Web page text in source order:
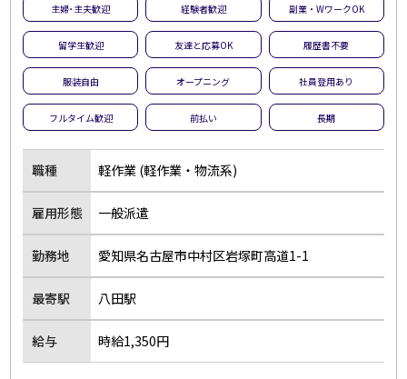
主婦･主夫歓迎 経験者歓迎 副業・WワークOK
留学生歓迎 友達と応募OK 履歴書不要
服装自由 オープニング 社員登用あり
フルタイム歓迎 前払い 長期
職種 軽作業 (軽作業・物流系)
雇用形態 一般派遣
勤務地 愛知県名古屋市中村区岩塚町高道1-1
最寄駅 八田駅
給与 時給1,350円